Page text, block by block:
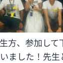
方、参加して
ました！先生